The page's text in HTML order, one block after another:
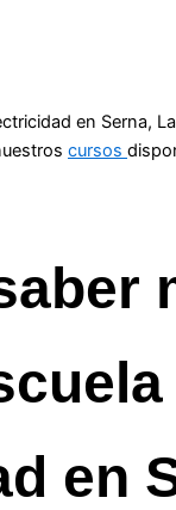
en Serna,
cursos
en